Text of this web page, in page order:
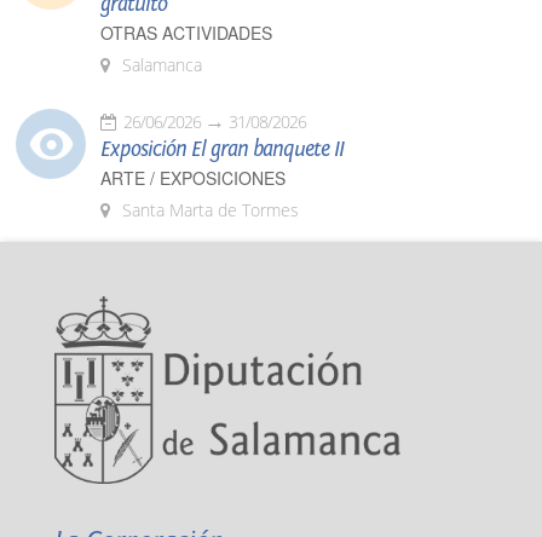
OTRAS ACTIVIDADES
Salamanca
26/06/2026 31/08/2026
Exposición El gran banquete II
ARTE / EXPOSICIONES
Santa Marta de Tormes